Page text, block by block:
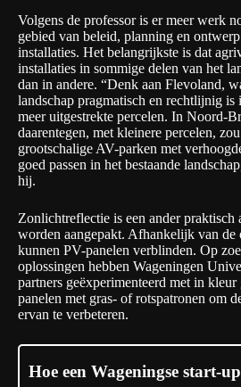
Volgens de professor is er meer werk
gebied van beleid, planning en
installaties. Het belangrijkste is dat
installaties in sommige delen van het
dan in andere. “Denk aan Flevoland,
landschap pragmatisch en rechtlijnig is
meer uitgestrekte percelen. In Noord-
daarentegen, met kleinere percelen,
grootschalige AV-parken met
goed passen in het bestaande
hij.
Zonlichtreflectie is een ander praktisch
worden aangepakt. Afhankelijk van de
kunnen PV-panelen verblinden. Op
oplossingen hebben Wageningen
partners geëxperimenteerd met in kleur
panelen met gras- of rotspatronen om
ervan te verbeteren.
Hoe een Wageningse start-